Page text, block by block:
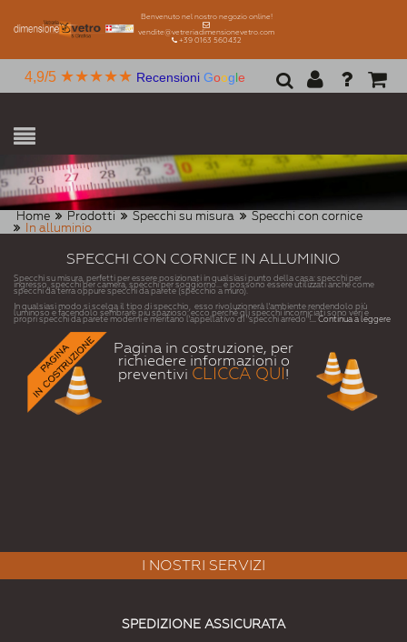
Benvenuto nel nostro negozio online!
vendite@vetreriadimensionevetro.com
+39 0163 560432
4,9/5 ★★★★★ Recensioni Google
Home Prodotti Specchi su misura
Specchi con cornice
In alluminio
SPECCHI CON CORNICE IN ALLUMINIO
Specchi su misura, perfetti per essere posizionati in qualsiasi punto della casa: specchi per
ingresso, specchi per camera, specchi per soggiorno... e possono essere utilizzati anche come
specchi da terra oppure specchi da parete (specchio a muro).
In qualsiasi modo si scelga il tipo di specchio, esso rivoluzionerà l'ambiente rendendolo più
luminoso e facendolo sembrare più spazioso: ecco perchè gli specchi incorniciati sono veri e
propri specchi da parete moderni e meritano l'appellativo di "specchi arredo"! ... Continua a leggere
Pagina in costruzione, per
richiedere informazioni o
preventivi CLICCA QUI!
I NOSTRI SERVIZI
SPEDIZIONE ASSICURATA